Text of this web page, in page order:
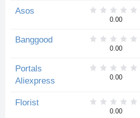
Asos
0.00
Banggood
0.00
Portals
Aliexpress
0.00
Florist
0.00